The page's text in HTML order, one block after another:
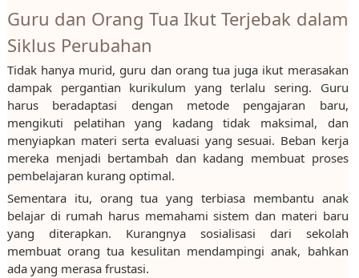
Guru dan Orang Tua Ikut Terjebak dalam
Siklus Perubahan
Tidak hanya murid, guru dan orang tua juga ikut merasakan
dampak pergantian kurikulum yang terlalu sering. Guru
harus beradaptasi dengan metode pengajaran baru,
mengikuti pelatihan yang kadang tidak maksimal, dan
menyiapkan materi serta evaluasi yang sesuai. Beban kerja
mereka menjadi bertambah dan kadang membuat proses
pembelajaran kurang optimal.
Sementara itu, orang tua yang terbiasa membantu anak
belajar di rumah harus memahami sistem dan materi baru
yang diterapkan. Kurangnya sosialisasi dari sekolah
membuat orang tua kesulitan mendampingi anak, bahkan
ada yang merasa frustasi.